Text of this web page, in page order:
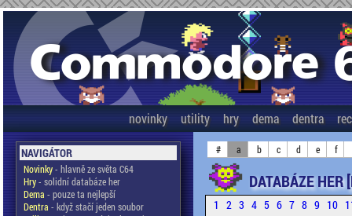
novinky utility hry dema dentra
NAVIGÁTOR
Novinky- hlavně ze světa C64
Hry- solidní databáze her
Dema - pouze ta nejlepší
Dentra - když stačí jeden soubor
# a b c d e f
DATABÁZE
1 2 3 4 5 6 7 8 9 10